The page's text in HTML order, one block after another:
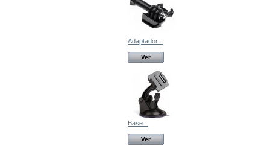
Adaptador...
Ver
Base...
Ver